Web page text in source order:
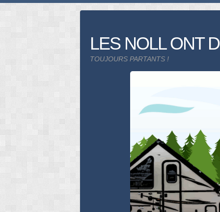
content
LES NOLL ONT
TOUJOURS PARTANTS !